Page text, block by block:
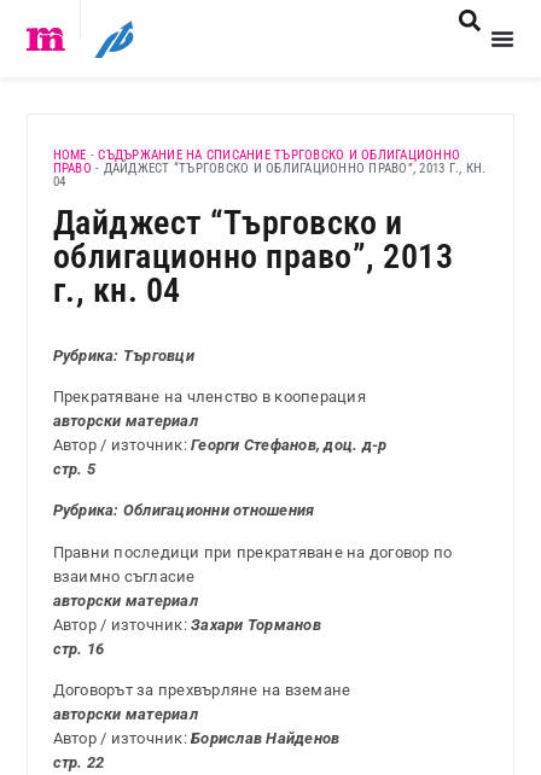
HOME -СЪДЪРЖАНИЕ НА СПИСАНИЕ ТЪРГОВСКО И ОБЛИГАЦИОННО
ПРАВО - ДАЙДЖЕСТ “ТЪРГОВСКО И ОБЛИГАЦИОННО ПРАВО”, 2013 Г., КН.
04
Дайджест “Търговско и
облигационно право”, 2013
г., кн. 04
Рубрика: Търговци
Прекратяване на членство в кооперация
авторски материал
Автор / източник:Георги Стефанов, доц. д-р
стр. 5
Рубрика: Облигационни отношения
Правни последици при прекратяване на договор по
взаимно съгласие
авторски материал
Автор / източник:Захари Торманов
стр. 16
Договорът за прехвърляне на вземанe
авторски материал
Автор / източник:Борислав Найденов
стр. 22